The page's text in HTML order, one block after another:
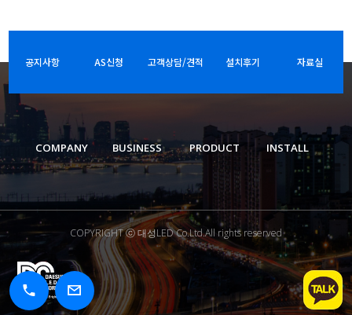
공지사항 AS신청 고객상담/견적 설치후기 자료실
COMPANY BUSINESS PRODUCT INSTALL
COPYRIGHT ⓒ 대성LED Co.Ltd.All rights reserved